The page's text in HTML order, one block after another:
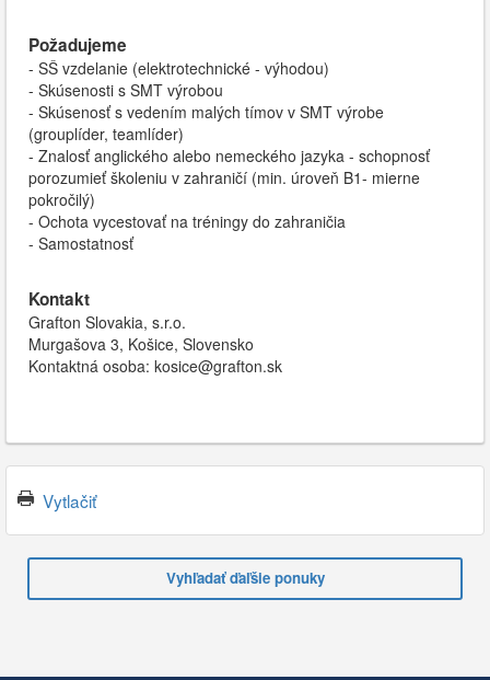
Požadujeme
- SŠ vzdelanie (elektrotechnické - výhodou)
- Skúsenosti s SMT výrobou
- Skúsenosť s vedením malých tímov v SMT výrobe
(grouplíder, teamlíder)
- Znalosť anglického alebo nemeckého jazyka - schopnosť
porozumieť školeniu v zahraničí (min. úroveň B1- mierne
pokročilý)
- Ochota vycestovať na tréningy do zahraničia
- Samostatnosť
Kontakt
Grafton Slovakia, s.r.o.
Murgašova 3, Košice, Slovensko
Kontaktná osoba: kosice@grafton.sk
Vytlačiť
Vyhľadať ďaľšie ponuky